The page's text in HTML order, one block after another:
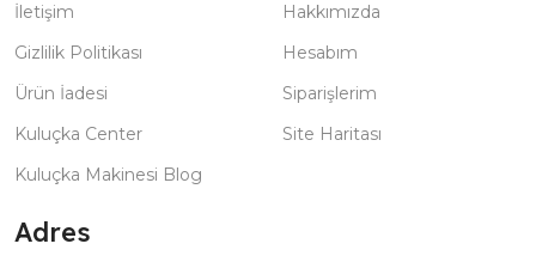
İletişim
Gizlilik Politikası
Ürün İadesi
Kuluçka Center
Kuluçka Makinesi Blog
Hakkımızda
Hesabım
Siparişlerim
Site Haritası
Adres